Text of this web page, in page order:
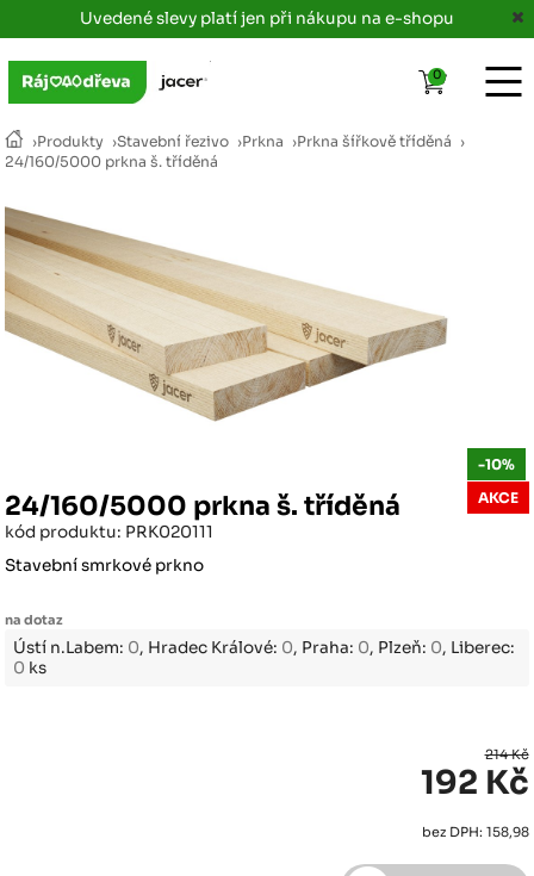
Uvedené slevy platí jen při nákupu na e-shopu
›Produkty ›Stavební řezivo ›Prkna ›Prkna šířkově tříděná ›
24/160/5000 prkna š. tříděná
24/160/5000 prkna š. tříděná
kód produktu: PRK020111
Stavební smrkové prkno
na dotaz
Ústí n.Labem: 0, Hradec Králové: 0, Praha: 0, Plzeň: 0, Liberec:
0 ks
-10%
AKCE
214 Kč
192 Kč
bez DPH: 158,98
0